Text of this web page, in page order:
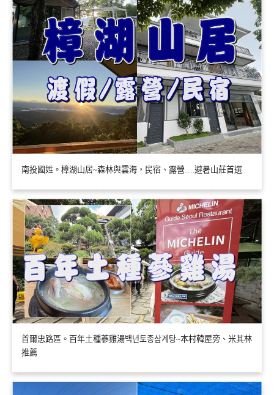
南投國姓。樟湖山居~森林與雲海，民宿、露營….避暑山莊首選
首爾忠路區。百年土種蔘雞湯백년토종삼계탕~本村韓屋旁、米其林
推薦